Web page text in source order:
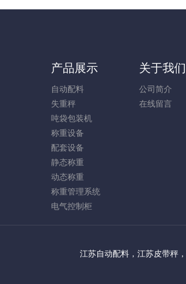
产品展示
自动配料
失重秤
吨袋包装机
称重设备
配套设备
静态称重
动态称重
称重管理系统
电气控制柜
关于我们
公司简介
在线留言
江苏自动配料， 江苏皮带秤，